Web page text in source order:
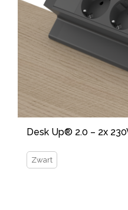
Desk Up® 2.0 – 2x
Zwart